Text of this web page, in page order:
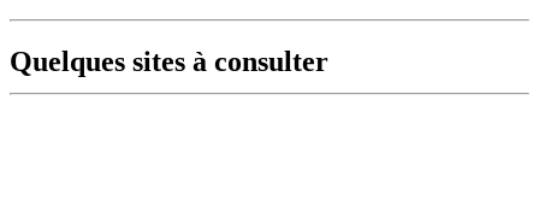
Quelques sites à consulter